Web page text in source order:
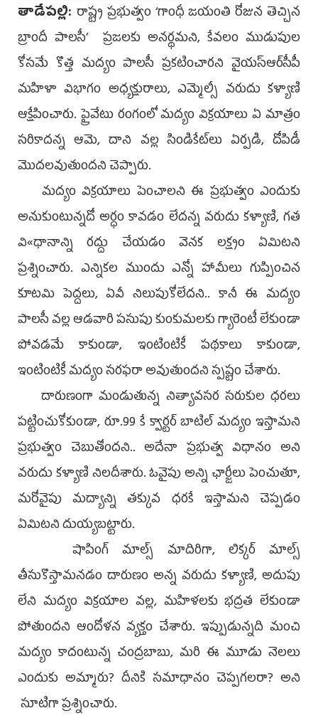
తాడేపల్లి: రాష్ట్ర ప్రభుత్వం ‘గాంధీ జయంతి రోజున తెచ్చిన
బ్రాందీ పాలసీ’ ప్రజలకు అనర్థమని, కేవలం ముడుపుల
కోసమే కొత్త మద్యం పాలసీ ప్రకటించారని వైయస్ఆర్‌సీపీ
మహిళా విభాగం అధ్యక్షురాలు, ఎమ్మెల్సీ వరుదు కళ్యాణి
ఆక్షేపించారు. ప్రైవేటు రంగంలో మద్యం విక్రయాలు ఏ మాత్రం
సరికాదన్న ఆమె, దాని వల్ల సిండికేట్‌లు ఏర్పడి, దోపిడీ
మొదలవుతుందని చెప్పారు.
మద్యం విక్రయాలు పెంచాలని ఈ ప్రభుత్వం ఎందుకు
అనుకుంటున్నదో అర్ధం కావడం లేదన్న వరుదు కళ్యాణి, గత
వి«ధానాన్ని రద్దు చేయడం వెనక లక్ష్యం ఏమిటని
ప్రశ్నించారు. ఎన్నికల ముందు ఎన్నో హామీలు గుప్పించిన
కూటమి పెద్దలు, ఏవీ నిలుపుకోలేదని.. కానీ ఈ మద్యం
పాలసీ వల్ల ఆడవారి పసుపు కుంకుమలకు గ్యారెంటీ లేకుండా
పోవడమే కాకుండా, ఇంటింటికీ పథకాలు కాకుండా,
ఇంటింటికీ మద్యం సరఫరా అవుతుందని స్పష్టం చేశారు.
దారుణంగా మండుతున్న నిత్యావసర సరుకుల ధరలు
పట్టించుకోకుండా, రూ.99 కే క్వార్టర్‌ బాటిల్‌ మద్యం ఇస్తామని
ప్రభుత్వం చెబుతోందని.. అదేనా ప్రభుత్వ విధానం అని
వరుదు కళ్యాణి నిలదీశారు. ఓవైపు అన్ని ఛార్జీలు పెంచుతూ,
మరోవైపు మద్యాన్ని తక్కువ ధరకే ఇస్తామని చెప్పడం
ఏమిటని దుయ్యబట్టారు.
షాపింగ్‌ మాల్స్‌ మాదిరిగా, లిక్కర్‌ మాల్స్‌
తీసుకొస్తామనడం దారుణం అన్న వరుదు కళ్యాణి, అదుపు
లేని మద్యం విక్రయాల వల్ల, మహిళలకు భద్రత లేకుండా
పోతుందని ఆందోళన వ్యక్తం చేశారు. ఇప్పుడున్నది మంచి
మద్యం కాదంటున్న చంద్రబాబు, మరి ఈ మూడు నెలలు
ఎందుకు అమ్మారు? దీనికి సమాధానం చెప్పగలరా? అని
సూటిగా ప్రశ్నించారు.